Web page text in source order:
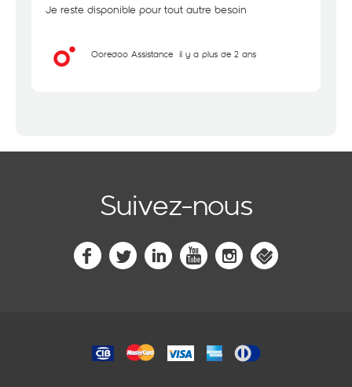
Je reste disponible pour tout autre besoin
Ooredoo Assistance il y a plus de 2 ans
Suivez-nous